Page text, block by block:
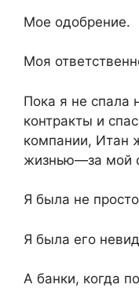
Мое одобрение.
Моя
Пока я не спала
контракты и
компании, Итан
жизнью—за мой
Я была не
Я была его
А банки, когда